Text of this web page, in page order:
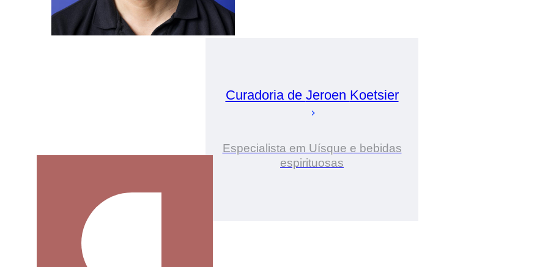
Curadoria de Jeroen Koetsier
Especialista em Uísque e bebidas
espirituosas